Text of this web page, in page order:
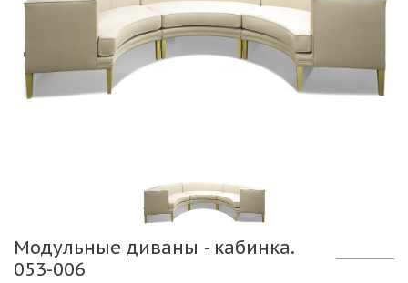
Модульные диваны - кабинка.
053-006